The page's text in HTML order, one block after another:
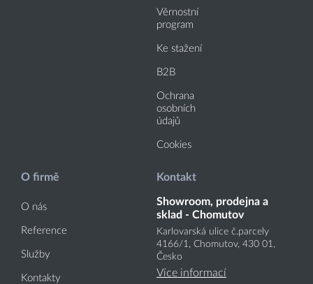
Věrnostní
program
Ke stažení
B2B
Ochrana
osobních
údajů
Cookies
O firmě
O nás
Reference
Služby
Kontakty
Kontakt
Showroom, prodejna a
sklad - Chomutov
Karlovarská ulice č.parcely
4166/1, Chomutov, 430 01,
Česko
Více informací